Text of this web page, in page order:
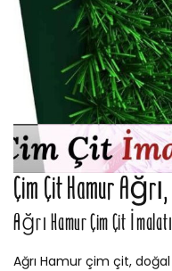
Çim Çit Hamur
Ağrı Hamur Çim Çit
Ağrı Hamur çim çit,